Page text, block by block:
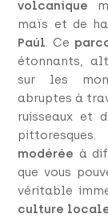
volcanique
maïs et de
Paúl. Ce
étonnants,
sur les
abruptes à
ruisseaux et
pittoresques.
modérée à
que vous
véritable
culture